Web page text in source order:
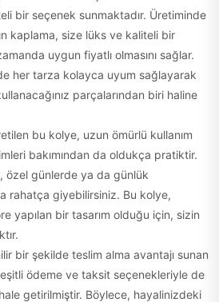
bir seçenek sunmaktadır. Üretiminde
kaplama, size lüks ve kaliteli bir
uygun fiyatlı olmasını sağlar.
her tarza kolayca uyum sağlayarak
parçalarından biri haline
bu kolye, uzun ömürlü kullanım
bakımından da oldukça pratiktir.
özel günlerde ya da günlük
rahatça giyebilirsiniz. Bu kolye,
yapılan bir tasarım olduğu için, sizin
bir şekilde teslim alma avantajı sunan
ödeme ve taksit seçenekleriyle de
getirilmiştir. Böylece, hayalinizdeki